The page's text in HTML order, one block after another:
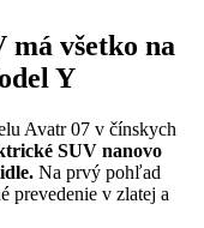
má všetko na
Y
Avatr 07 v čínskych
SUV nanovo
Na prvý pohľad
prevedenie v zlatej a